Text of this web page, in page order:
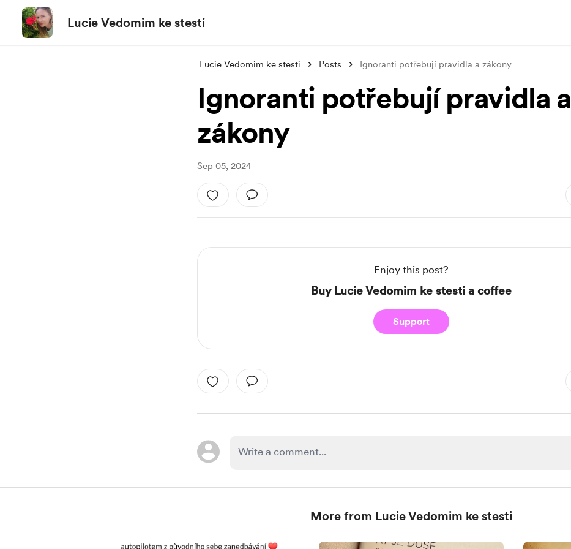
Lucie Vedomim ke stesti
Lucie Vedomim ke stesti Posts Ignoranti potřebují pravidla a zákony
Ignoranti potřebují pravidla a
zákony
Sep 05, 2024
Enjoy this post?
Buy Lucie Vedomim ke stesti a coffee
Support
More from Lucie Vedomim ke stesti